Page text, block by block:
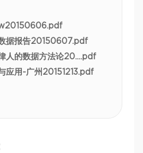
据报告20150607.pdf
人的数据方法论20….pdf
应用-广州20151213.pdf